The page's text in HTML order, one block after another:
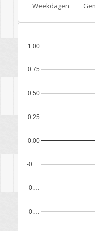
Weekdagen
-0.…
-0.…
-0.…
0.00
0.25
0.50
0.75
1.00